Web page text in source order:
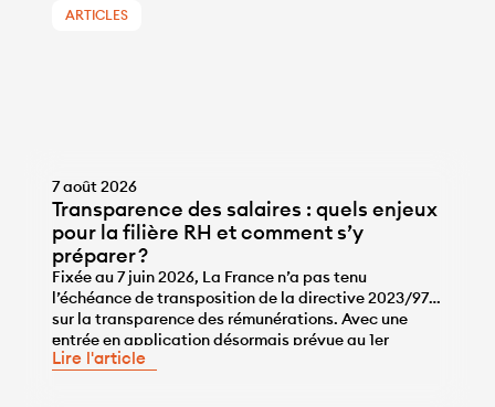
ARTICLES
7 août 2026
Transparence des salaires : quels enjeux
pour la filière RH et comment s’y
préparer ?
Fixée au 7 juin 2026, La France n’a pas tenu
l’échéance de transposition de la directive 2023/970
sur la transparence des rémunérations. Avec une
entrée en application désormais prévue au 1er
janvier 2028, les entreprises disposent de l’année
...
Lire l'article